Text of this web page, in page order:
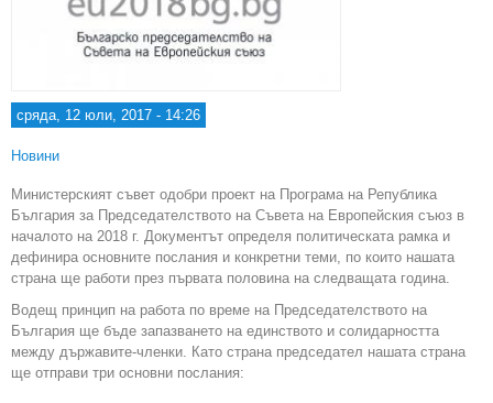
сряда, 12 юли, 2017 - 14:26
Новини
Министерският съвет одобри проект на Програма на Република
България за Председателството на Съвета на Европейския съюз в
началото на 2018 г. Документът определя политическата рамка и
дефинира основните послания и конкретни теми, по които нашата
страна ще работи през първата половина на следващата година.
Водещ принцип на работа по време на Председателството на
България ще бъде запазването на единството и солидарността
между държавите-членки. Като страна председател нашата страна
ще отправи три основни послания: